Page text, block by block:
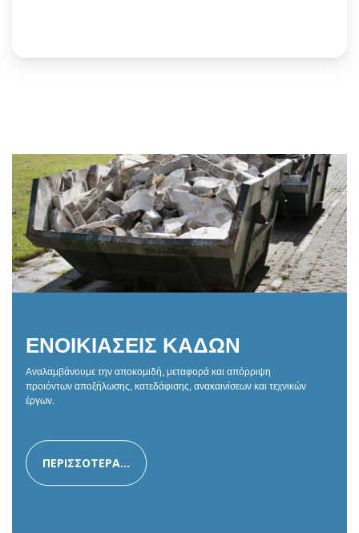
ΕΝΟΙΚΙΑΣΕΙΣ ΚΑΔΩΝ
Αναλαμβάνουμε την αποκομιδή, μεταφορά και απόρριψη
προιόντων αποξήλωσης, κατεδάφισης, ανακαινίσεων και τεχνικών
έργων.
ΠΕΡΙΣΣΟΤΕΡΑ...